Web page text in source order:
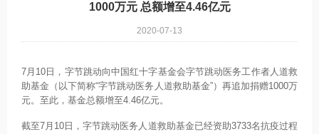
1000万元 总额增至4.46亿元
2020-07-13
7月10日，字节跳动向中国红十字基金会字节跳动医务工作者人道救
助基金（以下简称“字节跳动医务人道救助基金”）再追加捐赠1000万
元。至此，基金总额增至4.46亿元。
截至7月10日，字节跳动医务人道救助基金已经资助3733名抗疫过程